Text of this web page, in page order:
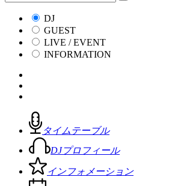
DJ
GUEST
LIVE / EVENT
INFORMATION
タイムテーブル
DJプロフィール
インフォメーション